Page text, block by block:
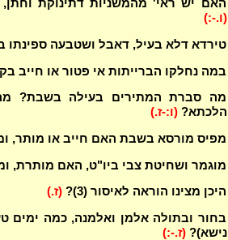
האם יש ראי' מהמשניות דתינוקת
(ו.-:)
טירדא דלא בעיל, דאבל ושטבעה ספינתו
במה נחלקו הברייתות אי פטור או חייב
מה סברת המתירים בעילה בשבת?
הלכתא? (ו:-ז.)
מפיס מורסא בשבת האם חייב או מותר,
מוגמר ושחיטת צבי ביו"ט, האם מותרת,
היכן מצינו הוראה לאיסור (3)? (ז.)
בחור ובתולה אלמן ואלמנה, כמה ימים
נישא)? (ז.-:)